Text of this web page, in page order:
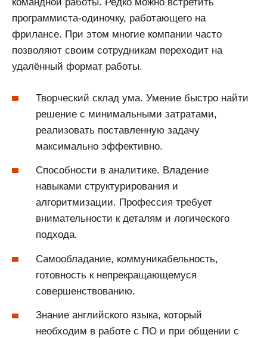
программиста-одиночку, работающего на
фрилансе. При этом многие компании часто
позволяют своим сотрудникам переходит на
удалённый формат работы.
Творческий склад ума. Умение быстро найти
решение с минимальными затратами,
реализовать поставленную задачу
максимально эффективно.
Способности в аналитике. Владение
навыками структурирования и
алгоритмизации. Профессия требует
внимательности к деталям и логического
подхода.
Самообладание, коммуникабельность,
готовность к непрекращающемуся
совершенствованию.
Знание английского языка, который
необходим в работе с ПО и при общении с